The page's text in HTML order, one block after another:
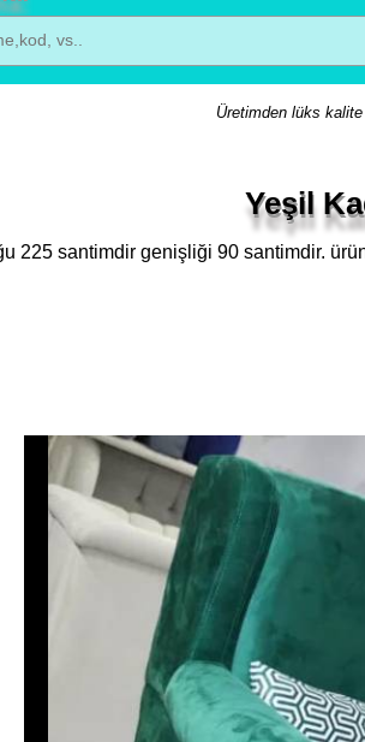
Üretimden lüks
Yeşil
225 santimdir genişliği 90 santimdir.